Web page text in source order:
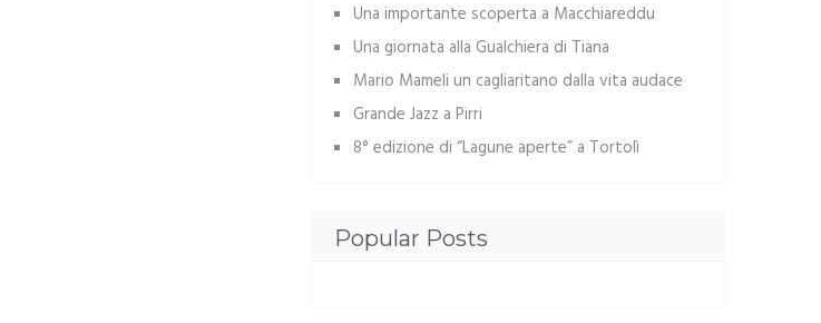
Una importante scoperta a Macchiareddu
Una giornata alla Gualchiera di Tiana
Mario Mameli un cagliaritano dalla vita audace
Grande Jazz a Pirri
8° edizione di “Lagune aperte” a Tortolì
Popular Posts